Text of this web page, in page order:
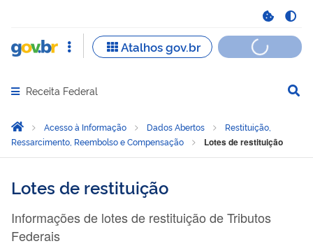
Abrir menu principal de navegação
Receita Federal
Você está aqui:
Página Inicial
Acesso à Informação Dados Abertos
Restituição,
Ressarcimento, Reembolso e Compensação
Lotes de restituição
Lotes de restituição
Informações de lotes de restituição de Tributos
Federais